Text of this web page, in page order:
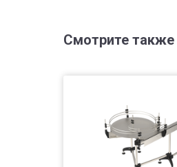
Смотрите также